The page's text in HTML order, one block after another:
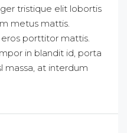
tristique elit lobortis
metus mattis.
eros porttitor mattis.
in blandit id, porta
massa, at interdum